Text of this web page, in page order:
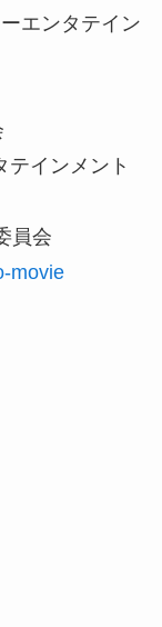
エンタテイン
テインメント
員会
movie